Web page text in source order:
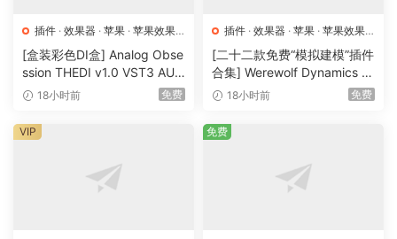
4.7.17
改进：bilibili.com、youtube.com。
已修复：M4A 文件中缺少章节。
已修复：(iOS) 在某些情况下不显示通知。
插件 · 效果器 · 苹果 · 苹果效果
器
[盒装彩色DI盒] Analog Obse
ssion THEDI v1.0 VST3 AU
AAX [WiN, MacOSX]（17.8
18小时前 免费
插件 · 效果器 · 苹果 · 苹果效果
器
[二十二款免费“模拟建模”插件
合集] Werewolf Dynamics Pl
ugins Bundle v0.7.6 VST3 C
85MB+313MB)
18小时前 免费
VIP 免费